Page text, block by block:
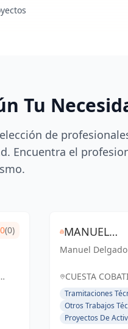
Tu
de
Encuentra el
(0)
MANUEL
DELGADO -
TÉCNICO
Manuel
Soluciones
Úbeda y Jaén.
Trabajando
construyendo
CUESTA
JAÉN, ESPAÑA,
Tramitaciones
Otros Trabajos
Proyectos De